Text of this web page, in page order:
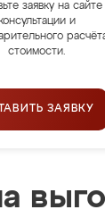
заявку на сайте
и
стоимости.
ЗАЯВКУ